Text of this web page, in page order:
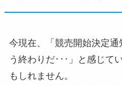
今現在、「競売開始決定通
う終わりだ･･･」と感じて
もしれません。